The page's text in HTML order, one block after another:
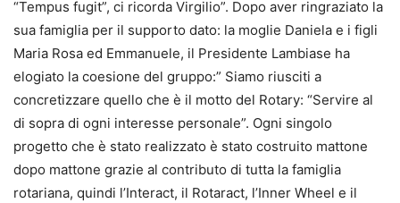
“Tempus fugit”, ci ricorda Virgilio”. Dopo aver ringraziato la
sua famiglia per il supporto dato: la moglie Daniela e i figli
Maria Rosa ed Emmanuele, il Presidente Lambiase ha
elogiato la coesione del gruppo:” Siamo riusciti a
concretizzare quello che è il motto del Rotary: “Servire al
di sopra di ogni interesse personale”. Ogni singolo
progetto che è stato realizzato è stato costruito mattone
dopo mattone grazie al contributo di tutta la famiglia
rotariana, quindi l’Interact, il Rotaract, l’Inner Wheel e il